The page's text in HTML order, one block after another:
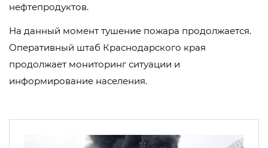
нефтепродуктов.
На данный момент тушение пожара продолжается.
Оперативный штаб Краснодарского края
продолжает мониторинг ситуации и
информирование населения.